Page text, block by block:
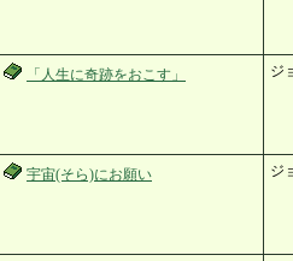
「人生に奇跡をおこす」 ジ
宇宙(そら)にお願い ジ